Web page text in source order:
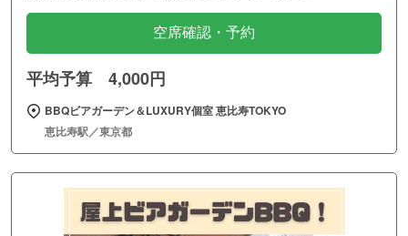
空席確認・予約
平均予算 4,000円
BBQビアガーデン＆LUXURY個室 恵比寿TOKYO
恵比寿駅／東京都